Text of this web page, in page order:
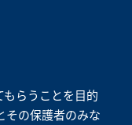
らうことを目的
その保護者のみな